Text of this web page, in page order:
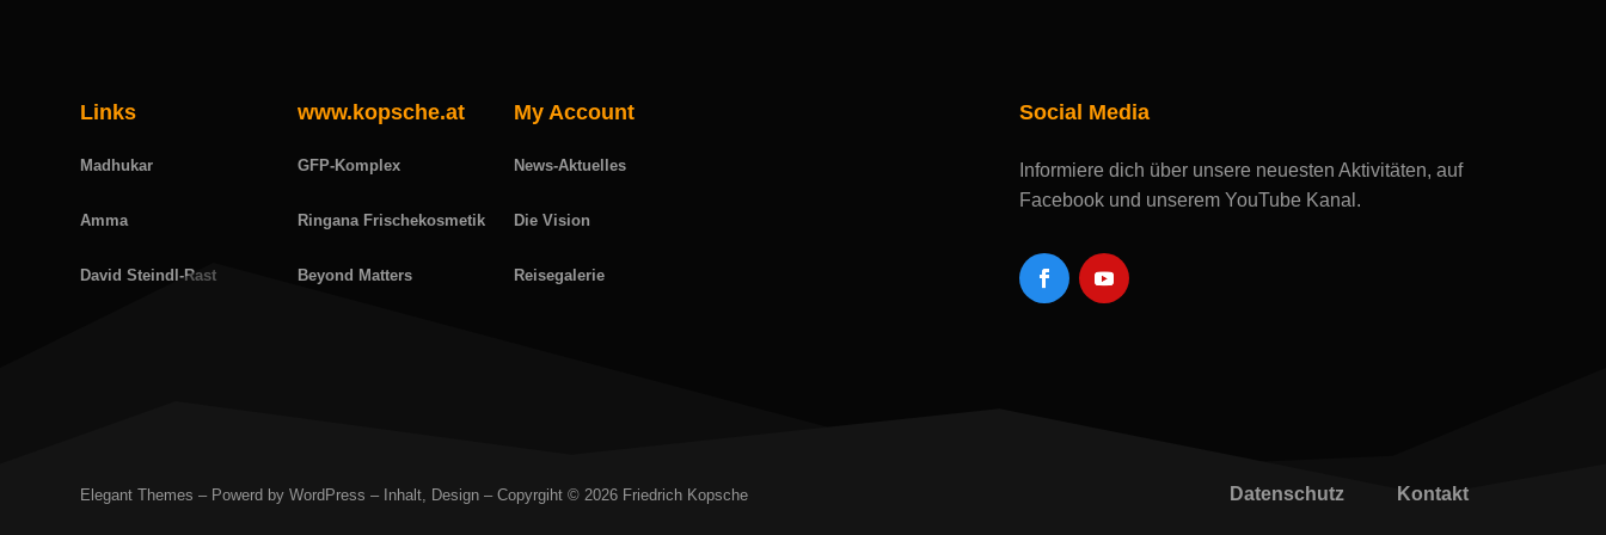
Links
Madhukar
Amma
David Steindl-Rast
www.kopsche.at
GFP-Komplex
Ringana Frischekosmetik
Beyond Matters
My Account
News-Aktuelles
Die Vision
Reisegalerie
Social Media
Informiere dich über unsere neuesten Aktivitäten, auf
Facebook und unserem YouTube Kanal.
Datenschutz Kontakt
Elegant Themes – Powerd by WordPress – Inhalt, Design – Copyrgiht © 2026 Friedrich Kopsche